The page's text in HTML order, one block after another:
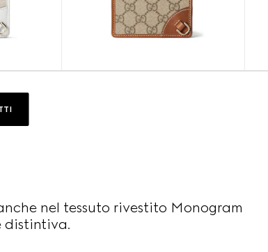
nel tessuto rivestito Monogram
distintiva.